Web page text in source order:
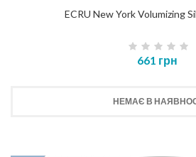
ECRU New York Volumizing
661 грн
НЕМАЄ В